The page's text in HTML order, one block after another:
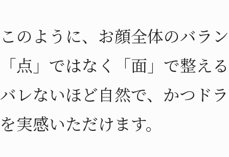
このように、お顔全体のバラ
「点」ではなく「面」で整え
バレないほど自然で、かつド
を実感いただけます。